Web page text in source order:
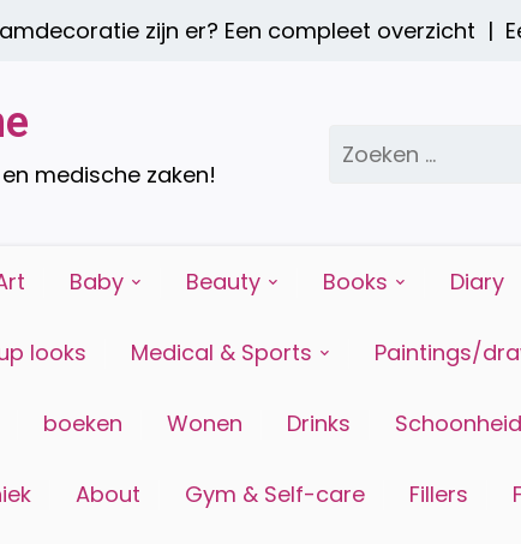
zijn er? Een compleet overzicht |Een
medische zaken!
Zoeken
naar:
Baby Beauty Books Diary
looks Medical & Sports Paintings/
boeken Wonen Drinks
About Gym & Self-care Fillers